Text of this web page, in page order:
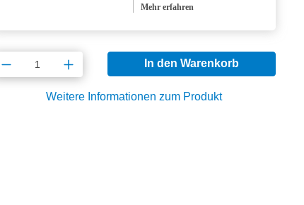
Mehr erfahren
Produkt Anzahl: Gib den gewünschten
In den Warenkorb
Weitere Informationen zum Produkt